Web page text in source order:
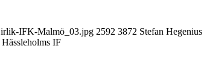
IFK-Malmö_03.jpg 2592 3872 Stefan Hegenius
IF